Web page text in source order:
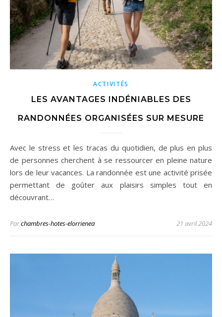
ACTIVITÉS
LES AVANTAGES INDÉNIABLES DES
RANDONNÉES ORGANISÉES SUR MESURE
Avec le stress et les tracas du quotidien, de plus en plus
de personnes cherchent à se ressourcer en pleine nature
lors de leur vacances. La randonnée est une activité prisée
permettant de goûter aux plaisirs simples tout en
découvrant…
Parchambres-hotes-elorrienea 21 avril 2024